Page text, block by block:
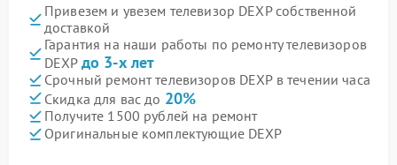
Привезем и увезем телевизор DEXP собственной
доставкой
Гарантия на наши работы по ремонту телевизоров
DEXP до 3-х лет
Срочный ремонт телевизоров DEXP в течении часа
Скидка для вас до 20%
Получите 1500 рублей на ремонт
Оригинальные комплектующие DEXP